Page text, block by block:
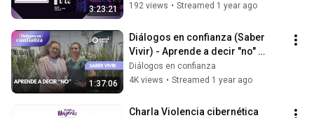
3:23:21
192 views • Streamed 1 year ago
1:37:06
Diálogos en confianza (Saber
Vivir) - Aprende a decir "no"
(02/07/2025)
Diálogos en confianza
4K views • Streamed 1 year ago
Charla Violencia cibernética